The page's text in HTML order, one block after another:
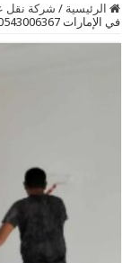
الرئيسية / شركة نقل
في الإمارات 0543006367